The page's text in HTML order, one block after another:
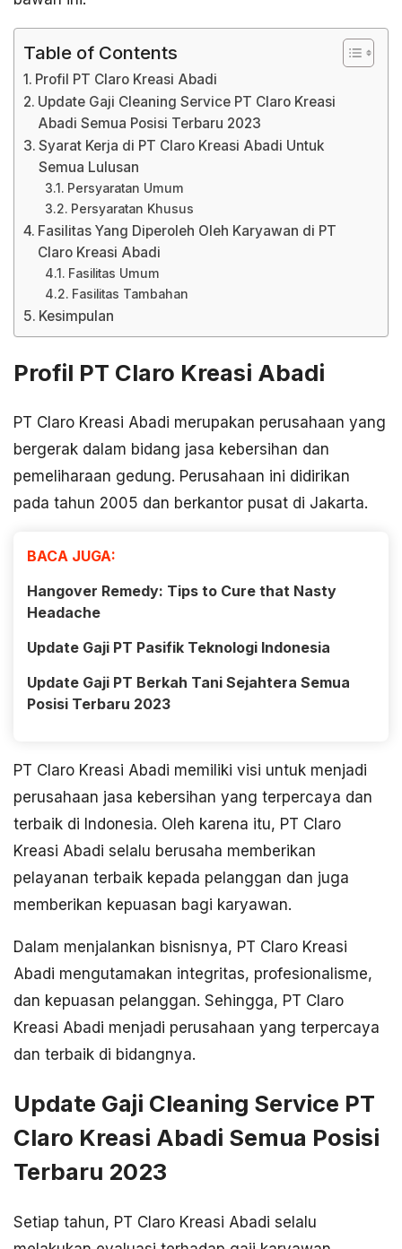
Table of Contents
Profil PT Claro Kreasi Abadi
Update Gaji Cleaning Service PT Claro Kreasi
Abadi Semua Posisi Terbaru 2023
Syarat Kerja di PT Claro Kreasi Abadi Untuk
Semua Lulusan
Persyaratan Umum
Persyaratan Khusus
Fasilitas Yang Diperoleh Oleh Karyawan di PT
Claro Kreasi Abadi
Fasilitas Umum
Fasilitas Tambahan
Kesimpulan
Profil PT Claro Kreasi Abadi
PT Claro Kreasi Abadi merupakan perusahaan yang
bergerak dalam bidang jasa kebersihan dan
pemeliharaan gedung. Perusahaan ini didirikan
pada tahun 2005 dan berkantor pusat di Jakarta.
BACA JUGA:
Hangover Remedy: Tips to Cure that Nasty
Headache
Update Gaji PT Pasifik Teknologi Indonesia
Update Gaji PT Berkah Tani Sejahtera Semua
Posisi Terbaru 2023
PT Claro Kreasi Abadi memiliki visi untuk menjadi
perusahaan jasa kebersihan yang terpercaya dan
terbaik di Indonesia. Oleh karena itu, PT Claro
Kreasi Abadi selalu berusaha memberikan
pelayanan terbaik kepada pelanggan dan juga
memberikan kepuasan bagi karyawan.
Dalam menjalankan bisnisnya, PT Claro Kreasi
Abadi mengutamakan integritas, profesionalisme,
dan kepuasan pelanggan. Sehingga, PT Claro
Kreasi Abadi menjadi perusahaan yang terpercaya
dan terbaik di bidangnya.
Update Gaji Cleaning Service PT
Claro Kreasi Abadi Semua Posisi
Terbaru 2023
Setiap tahun, PT Claro Kreasi Abadi selalu